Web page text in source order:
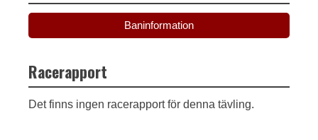
Baninformation
Racerapport
Det finns ingen racerapport för denna tävling.